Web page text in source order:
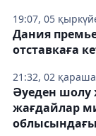
19:07, 05
21:32, 02
Дания
отставкаға
Әуеден шолу
жағдайлар